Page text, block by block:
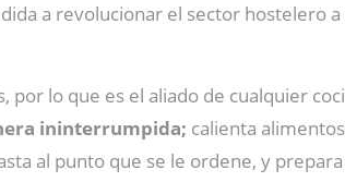
a revolucionar el sector hostelero
lo que es el aliado de cualquier
ininterrumpida; calienta
al punto que se le ordene, y